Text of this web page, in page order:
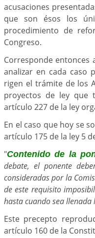
acusaciones
que son ésos los
procedimiento de
Congreso.
Corresponde
analizar en cada caso
rigen el trámite de los
proyectos de ley que
artículo 227 de la ley
En el caso que hoy se
artículo 175 de la ley 5
"Contenido de la
debate, el ponente
consideradas por la
de este requisito
hasta cuando sea
Este precepto
artículo 160 de la